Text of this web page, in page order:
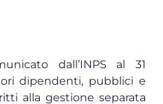
dall’INPS al 31
dipendenti, pubblici e
alla gestione separata